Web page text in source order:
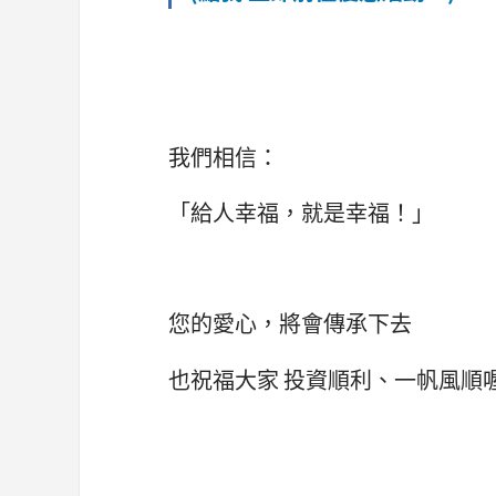
我們相信：
「給人幸福，就是幸福！」
您的愛心，將會傳承下去
也祝福大家 投資順利、一帆風順